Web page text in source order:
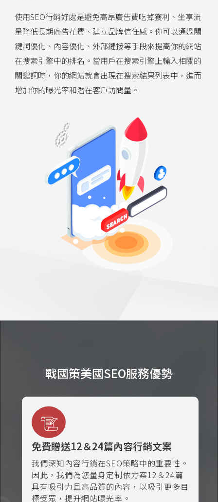
使用SEO行銷好處是避免高昂廣告費吃掉獲利、坐享流
量降低長期廣告花費、建立品牌信任感。你可以通過關
鍵詞優化、內容優化、外部鏈接等手段來提高你的網站
在搜索引擎中的排名。當用戶在搜索引擎上輸入相關的
關鍵詞時，你的網站就會出現在搜索結果列表中，進而
增加你的曝光率和潛在客戶訪問量。
戰國策美國SEO服務優勢
免費贈送12＆24篇內容行銷文案
我們深知內容行銷在SEO策略中的重要性。
因此，我們為您量身定制依方案12＆24篇
具有吸引力且高品質的內容，以吸引更多目
標受眾，提升網站曝光率。